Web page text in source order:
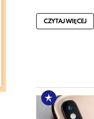
CZYTAJ WIĘCEJ